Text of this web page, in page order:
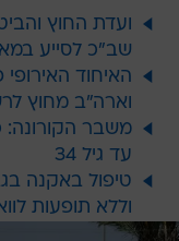
ועדת החוץ
שב"כ לסייע
וארה"ב מחוץ
משבר הקורונה:
עד גיל 34
טיפול באקנה
וללא תופעות